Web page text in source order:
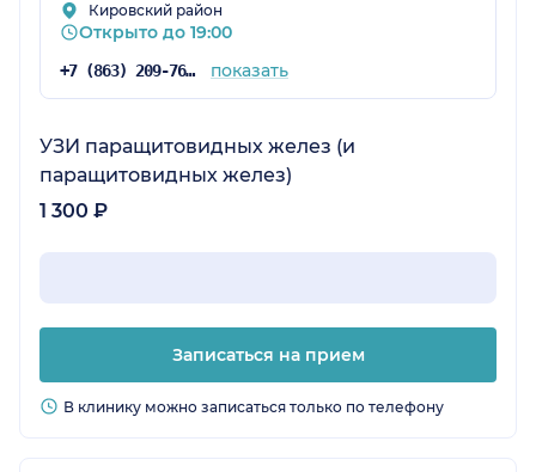
Кировский район
Открыто до 19:00
+7 (863) 209-76-82 показать
УЗИ паращитовидных желез (и
паращитовидных желез)
1 300 ₽
Записаться на прием
В клинику можно записаться только по телефону